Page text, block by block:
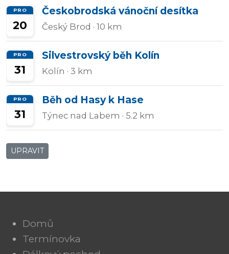
PRO
20
Českobrodská vánoční desítka
Český Brod · 10 km
PRO
31
Silvestrovský běh Kolín
Kolín · 3 km
PRO
31
Běh od Hasy k Hase
Týnec nad Labem · 5.2 km
UPRAVIT
Domů
Termínovka